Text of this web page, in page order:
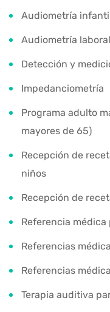
Audiometría
Audiometría
Detección y
Impedanciometría
Programa adulto
mayores de 65)
Recepción de
niños
Recepción de
Referencia
Referencias
Referencias
Terapia auditiva